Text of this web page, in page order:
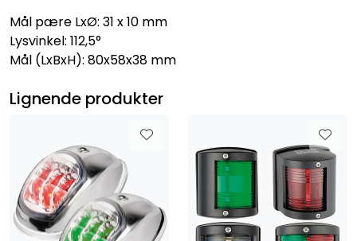
Mål pære LxØ: 31 x 10 mm
Lysvinkel: 112,5°
Mål (LxBxH): 80x58x38 mm
Lignende produkter